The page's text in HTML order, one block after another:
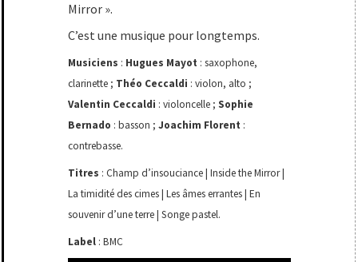
Mirror ».
C’est une musique pour longtemps.
Musiciens : Hugues Mayot : saxophone,
clarinette ; Théo Ceccaldi : violon, alto ;
Valentin Ceccaldi : violoncelle ; Sophie
Bernado : basson ;Joachim Florent :
contrebasse.
Titres : Champ d’insouciance | Inside the Mirror |
La timidité des cimes | Les âmes errantes | En
souvenir d’une terre | Songe pastel.
Label : BMC